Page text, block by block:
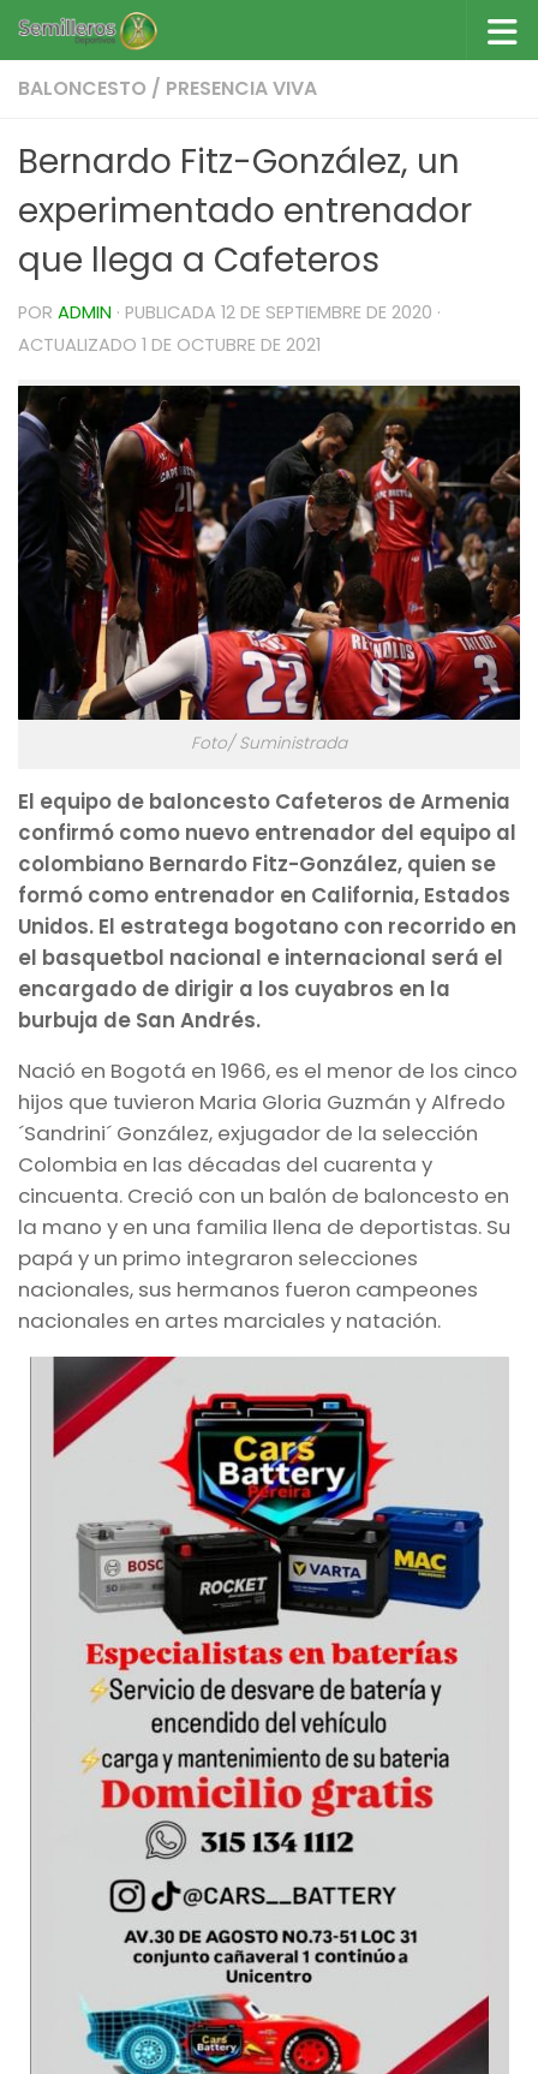
Saltar al contenido
BALONCESTO / PRESENCIA VIVA
Bernardo Fitz-González, un
experimentado entrenador
que llega a Cafeteros
POR ADMIN · PUBLICADA 12 DE SEPTIEMBRE DE 2020 ·
ACTUALIZADO 1 DE OCTUBRE DE 2021
Foto/ Suministrada
El equipo de baloncesto Cafeteros de Armenia
confirmó como nuevo entrenador del equipo al
colombiano Bernardo Fitz-González, quien se
formó como entrenador en California, Estados
Unidos. El estratega bogotano con recorrido en
el basquetbol nacional e internacional será el
encargado de dirigir a los cuyabros en la
burbuja de San Andrés.
Nació en Bogotá en 1966, es el menor de los cinco
hijos que tuvieron Maria Gloria Guzmán y Alfredo
´Sandrini´ González, exjugador de la selección
Colombia en las décadas del cuarenta y
cincuenta. Creció con un balón de baloncesto en
la mano y en una familia llena de deportistas. Su
papá y un primo integraron selecciones
nacionales, sus hermanos fueron campeones
nacionales en artes marciales y natación.